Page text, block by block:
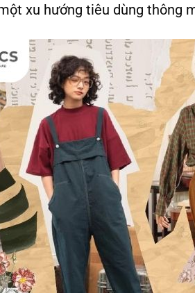
xu hướng tiêu dùng thông